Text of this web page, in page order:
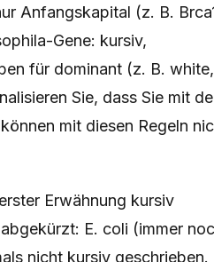
Anfangskapital (z. B.
Gene: kursiv,
für dominant (z. B. white,
Sie, dass Sie mit
mit diesen Regeln
Erwähnung kursiv
E. coli (immer
nicht kursiv geschrieben.